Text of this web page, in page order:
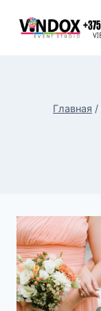
Главная /